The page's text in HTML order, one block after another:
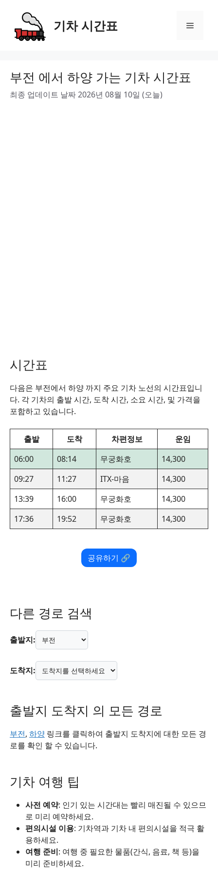
content
기차 시간표 Menu
부전 에서 하양 가는 기차 시간표
최종 업데이트 날짜 2026년 08월 10일 (오늘)
시간표
다음은 부전에서 하양 까지 주요 기차 노선의 시간표입니
다. 각 기차의 출발 시간, 도착 시간, 소요 시간, 및 가격을
포함하고 있습니다.
출발 도착 차편정보
운임
06:00
08:14 무궁화호
14,300
09:27
11:27 ITX-마음
14,300
13:39
16:00 무궁화호
14,300
17:36
19:52 무궁화호 14,300
공유하기 🔗
다른 경로 검색
출발지:
도착지:
출발지 도착지 의 모든 경로
부전, 하양 링크를 클릭하여 출발지 도착지에 대한 모든 경
로를 확인 할 수 있습니다.
기차 여행 팁
사전 예약: 인기 있는 시간대는 빨리 매진될 수 있으므
로 미리 예약하세요.
편의시설 이용: 기차역과 기차 내 편의시설을 적극 활
용하세요.
여행 준비: 여행 중 필요한 물품(간식, 음료, 책 등)을
미리 준비하세요.